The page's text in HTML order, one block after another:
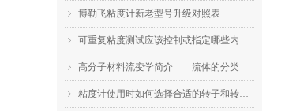
ꁇ 博勒飞粘度计新老型号升级对照表
ꁇ 可重复粘度测试应该控制或指定哪些内容？
ꁇ 高分子材料流变学简介——流体的分类
ꁇ 粘度计使用时如何选择合适的转子和转速？